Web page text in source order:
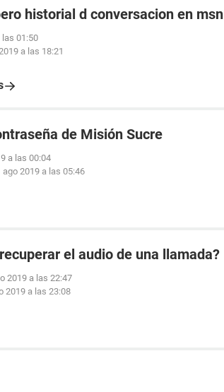
historial d conversacion en msn
las 01:50
a las 18:21
de Misión Sucre
a las 00:04
ago 2019 a las 05:46
el audio de una llamada?
2019 a las 22:47
2019 a las 23:08